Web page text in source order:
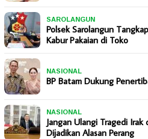
SAROLANGUN
Polsek Sarolangun
Kabur Pakaian di Toko
NASIONAL
BP Batam Dukung
NASIONAL
Jangan Ulangi Tragedi
Dijadikan Alasan Perang